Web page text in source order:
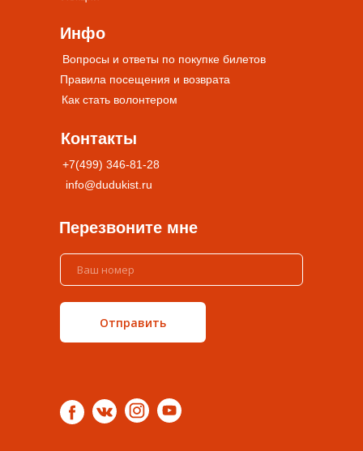
Инфо
Вопросы и ответы по покупке билетов
Правила посещения и возврата
Перезвоните мне
Отправить
Контакты
+7(499) 346-81-28
info@dudukist.ru
Как стать волонтером